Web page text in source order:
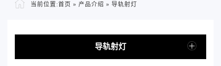
当前位置:首页 » 产品介绍 » 导轨射灯
导轨射灯